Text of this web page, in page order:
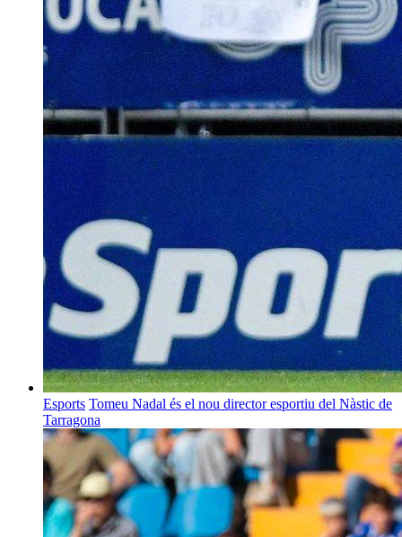
Esports Tomeu Nadal és el nou director esportiu del Nàstic de
Tarragona